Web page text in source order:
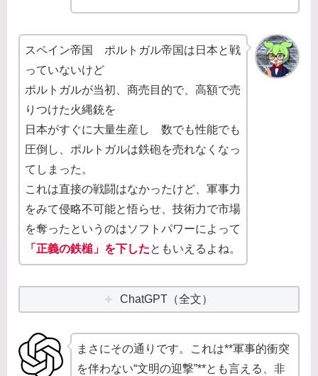
スペイン帝国 ポルトガル帝国は日本と戦
っていないけど
ポルトガルが当初、商売目的で、高額で売
りつけた火縄銃を
日本がすぐに大量生産し 数でも性能でも
圧倒し、ポルトガルは鉄砲を売れなくなっ
てしまった。
これは直接の戦闘はなかったけど、軍事力
をみて侵略不可能と悟らせ、技術力で市場
を奪ったというのはソフトパワーによって
「正義の鉄槌」を下したともいえるよね。
ChatGPT（全文）
まさにその通りです。これは**軍事的衝突
を伴わない“文明の迎撃”**とも言える、非